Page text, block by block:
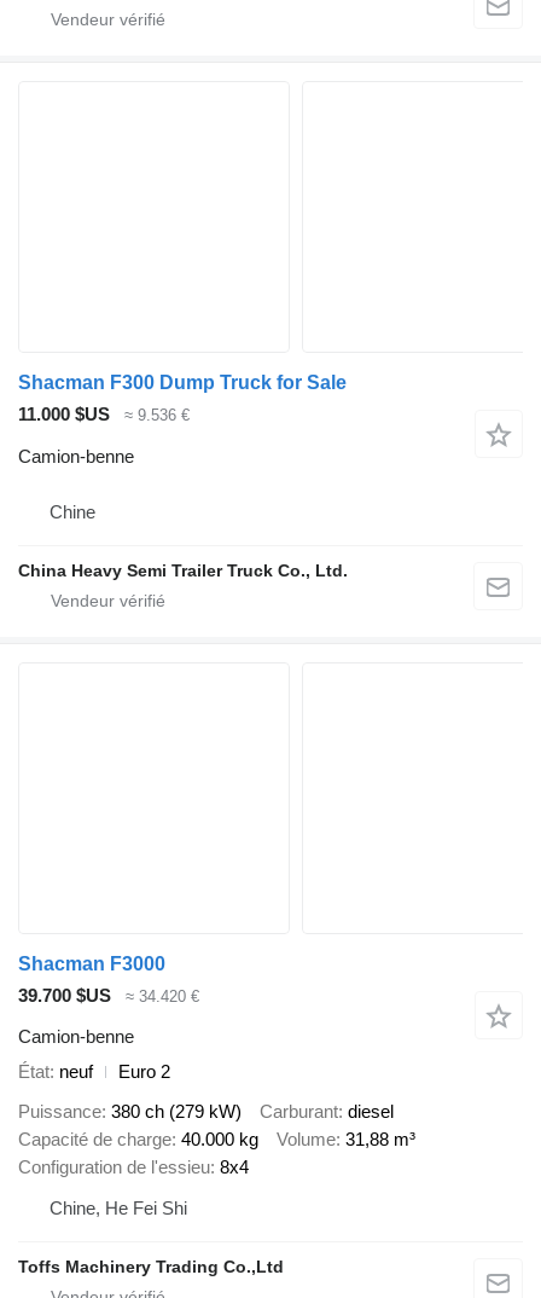
Shacman F300 Dump Truck for Sale
11.000 $US
≈ 9.536 €
Camion-benne
Chine
China Heavy Semi Trailer Truck Co., Ltd.
Shacman F3000
39.700 $US
≈ 34.420 €
Camion-benne
État neuf
Euro 2
Puissance 380 ch (279 kW) Carburant diesel
Capacité de charge 40.000 kg Volume 31,88 m³
Configuration de l'essieu 8x4
Chine, He Fei Shi
Toffs Machinery Trading Co.,Ltd